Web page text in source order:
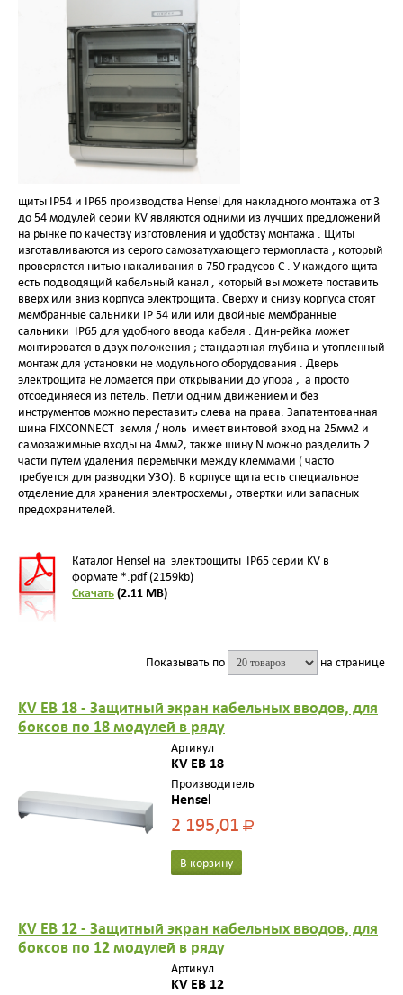
щиты IP54 и IP65 производства Hensel для накладного монтажа от 3
до 54 модулей серии KV являются одними из лучших предложений
на рынке по качеству изготовления и удобству монтажа . Щиты
изготавливаются из серого самозатухающего термопласта , который
проверяется нитью накаливания в 750 градусов С . У каждого щита
есть подводящий кабельный канал , который вы можете поставить
вверх или вниз корпуса электрощита. Сверху и снизу корпуса стоят
мембранные сальники IP 54 или или двойные мембранные
сальники IP65 для удобного ввода кабеля . Дин-рейка может
монтироватся в двух положения ; стандартная глубина и утопленный
монтаж для установки не модульного оборудования . Дверь
электрощита не ломается при открывании до упора , а просто
отсоединяеся из петель. Петли одним движением и без
инструментов можно переставить слева на права. Запатентованная
шина FIXCONNECT земля / ноль имеет винтовой вход на 25мм2 и
самозажимные входы на 4мм2, также шину N можно разделить 2
части путем удаления перемычки между клеммами ( часто
требуется для разводки УЗО). В корпусе щита есть специальное
отделение для хранения электросхемы , отвертки или запасных
предохранителей.
Каталог Hensel на электрощиты IP65 серии KV в
формате *.pdf (2159kb)
Скачать(2.11 MB)
Показывать по на странице
KV EB 18 - Защитный экран кабельных вводов, для
боксов по 18 модулей в ряду
Артикул
KV EB 18
Производитель
Hensel
2 195,01Р
В корзину
KV EB 12 - Защитный экран кабельных вводов, для
боксов по 12 модулей в ряду
Артикул
KV EB 12